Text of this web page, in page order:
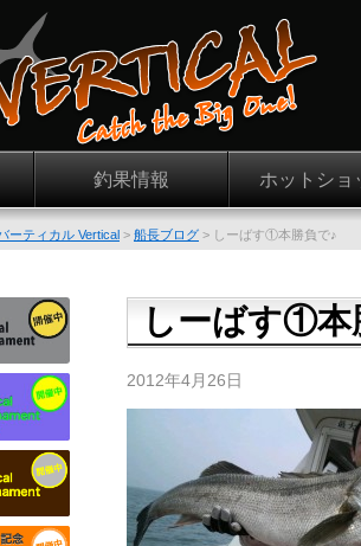
釣果情報 ホットショ
ーティカル Vertical > 船長ブログ > しーばす①本勝負で♪
しーばす①本
2012年4月26日